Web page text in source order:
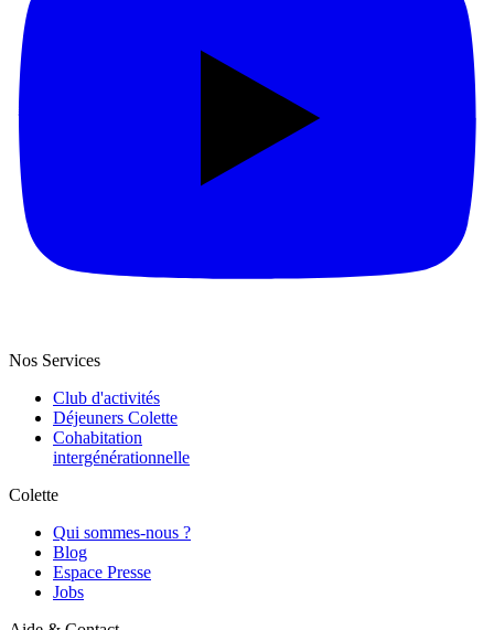
Nos Services
Club d'activités
Déjeuners Colette
Cohabitation
intergénération­nelle
Colette
Qui sommes-nous ?
Blog
Espace Presse
Jobs